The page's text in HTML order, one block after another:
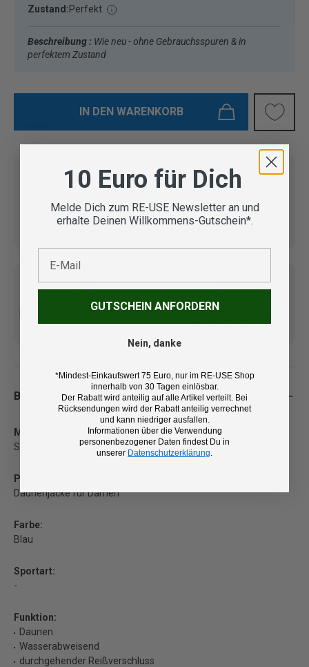
Zustand:Perfekt
Beschreibung : Wie neu - ohne Gebrauchsspuren & in
perfektem Zustand
IN DEN WARENKORB
Vom Outdoor Spezialisten
geprüfte Second Hand
Lieferung in 3-5 Werktagen
Kostenlose Lieferung ab 100
€ (DE/AT)
14 Tage Rückgaberecht und
kostenlose Retoure
Beschreibung
Marke:
Salewa
Produkt:
Daunenjacke für Damen
Farbe:
Blau
Sportart:
-
Funktion:
Daunen
Wasserabweisend
durchgehender Reißverschluss
10 Euro für Dich
Melde Dich zum RE-USE Newsletter an und
erhalte Deinen Willkommens-Gutschein*.
GUTSCHEIN ANFORDERN
Nein, danke
*Mindest-Einkaufswert 75 Euro, nur im RE-USE Shop
innerhalb von 30 Tagen einlösbar.
Der Rabatt wird anteilig auf alle Artikel verteilt. Bei
Rücksendungen wird der Rabatt anteilig verrechnet
und kann niedriger ausfallen.
Informationen über die Verwendung
personenbezogener Daten findest Du in
unserer Datenschutzerklärung.